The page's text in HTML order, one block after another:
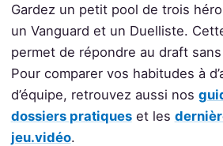
Gardez un petit pool de trois
un Vanguard et un Duelliste.
permet de répondre au draft
Pour comparer vos habitudes à
d’équipe, retrouvez aussi nos
dossiers pratiqueset les
jeu.vidéo.